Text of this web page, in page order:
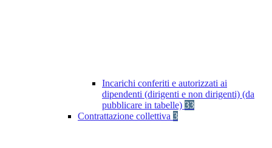
Incarichi conferiti e autorizzati ai
dipendenti (dirigenti e non dirigenti) (da
pubblicare in tabelle) 33
Contrattazione collettiva 3